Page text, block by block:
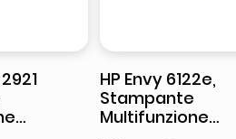
HP Envy 6122e,
Stampante
Multifunzione